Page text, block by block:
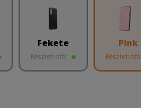
Fekete
Készletinfó:
Pink
Készletinfó: